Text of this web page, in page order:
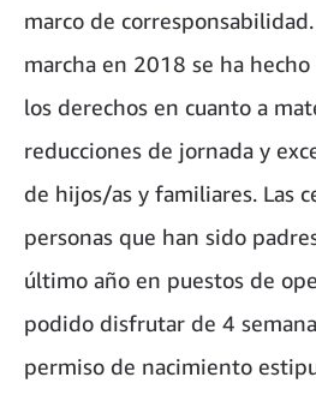
marco de
marcha en 2018 se ha
los derechos en cuanto a
reducciones de jornada y
de hijos/as y familiares. Las
personas que han sido
último año en puestos de
podido disfrutar de 4
permiso de nacimiento